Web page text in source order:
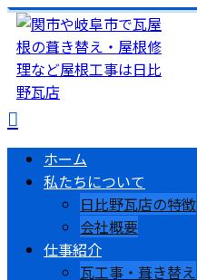
ホーム
私たちについて
日比野瓦店の特徴
会社概要
仕事紹介
瓦工事・葺き替え